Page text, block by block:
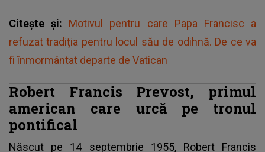
Citește și: Motivul pentru care Papa Francisc a
refuzat tradiția pentru locul său de odihnă. De ce va
fi înmormântat departe de Vatican
Robert Francis Prevost, primul
american care urcă pe tronul
pontifical
Născut pe 14 septembrie 1955, Robert Francis